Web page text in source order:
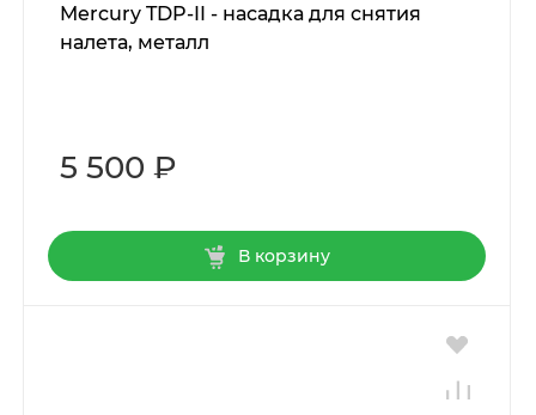
Mercury TDP-II - насадка для снятия
налета, металл
5 500 ₽
В корзину